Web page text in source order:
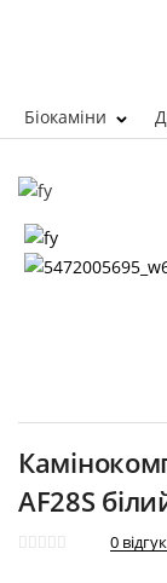
Біокаміни
AF28S
0